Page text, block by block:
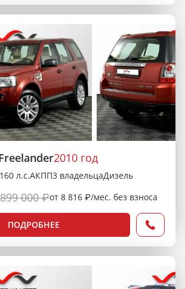
2010 год
160 л.с.АКПП3 владельцаДизель
899 000 ₽от 8 816 ₽/мес. без взноса
ПОДРОБНЕЕ